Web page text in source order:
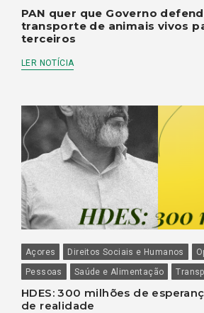
PAN quer que Governo
transporte de animais vivos
terceiros
LER NOTÍCIA
Açores Direitos Sociais e Humanos
Pessoas
Saúde e Alimentação
HDES: 300 milhões de
de realidade